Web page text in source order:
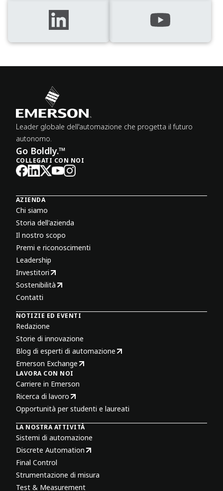
Leader globale dell'automazione che progetta il futuro
autonomo.
Go Boldly.™
COLLEGATI CON NOI
AZIENDA
Chi siamo
Storia dell'azienda
Il nostro scopo
Premi e riconoscimenti
Leadership
Investitori
Sostenibilità
Contatti
NOTIZIE ED EVENTI
Redazione
Storie di innovazione
Blog di esperti di automazione
Emerson Exchange
LAVORA CON NOI
Carriere in Emerson
Ricerca di lavoro
Opportunità per studenti e laureati
LA NOSTRA ATTIVITÀ
Sistemi di automazione
Discrete Automation
Final Control
Strumentazione di misura
Test & Measurement